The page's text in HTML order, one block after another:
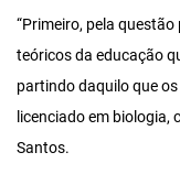
“Primeiro, pela
teóricos da educação
partindo daquilo que
licenciado em
Santos.